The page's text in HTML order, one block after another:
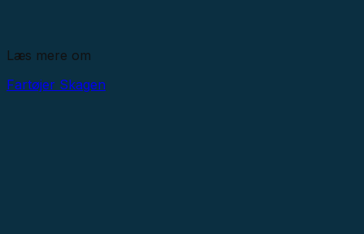
Læs mere om
Fartøjer Skagen